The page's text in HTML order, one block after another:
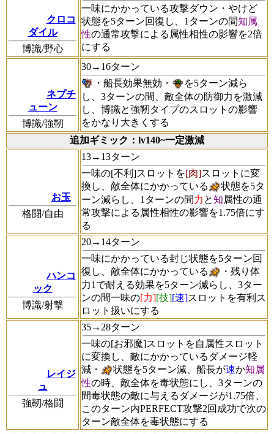
クロコ
ダイル
博識/野心
一味にかかっている攻撃ダウン・やけど
状態を5ターン回復し、1ターンの間知属
性の通常攻撃による属性相性の影響を2倍
にする
ネプチ
ューン
博識/強靭
30→16ターン
・船長効果無効・
を5ターン減ら
し、3ターンの間、敵全体の防御力を激減
し、博識と強靭タイプのスロットの影響
をかなり大きくする
追加ギミック：lv140~一定激減
お玉
格闘/自由
13→13ターン
一味の[不利]スロットを[肉]スロットに変
換し、敵全体にかかっている
状態を5タ
ーン減らし、1ターンの間力 と知属性の通
常攻撃による属性相性の影響を1.75倍にす
る
ハンコ
ック
博識/射撃
20→14ターン
一味にかかっている封じ状態を5ターン回
復し、敵全体にかかっている
・残り体
力1で耐える効果を5ターン減らし、3ター
ンの間一味の[力][技][速]スロットを有利ス
ロット扱いにする
レイジ
ュ
強靭/格闘
35→28ターン
一味の[お邪魔]スロットを自属性スロット
に変換し、敵にかかっているダメージ軽
減・
状態を5ターン減、船長が速か知属
性の時、敵全体を毒状態にし、3ターンの
間毒状態の敵に与えるダメージが1.75倍、
このターン内PERFECT攻撃2回成功で次の
ターン敵全体を毒状態にする